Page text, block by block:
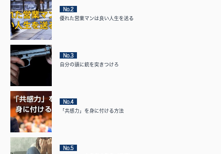
No.2
優れた営業マンは良い人生を送る
No.3
自分の頭に銃を突きつけろ
No.4
「共感力」を身に付ける方法
No.5